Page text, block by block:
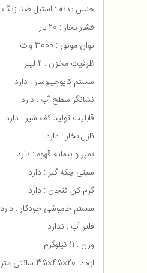
جنس بدنه : استیل ضد زنگ
فشار بخار : 20 بار
توان موتور : 3000 وات
ظرفیت مخزن : 2 لیتر
سستم کاپوچینوساز : دارد
نشانگر سطح آب : دارد
قابلیت تولید کف شیر : دارد
نازل بخار : دارد
تمپر و پیمانه قهوه : دارد
سینی چکه گیر : دارد
گرم کن فنجان : دارد
سستم خاموشی خودکار : دارد
فلتر آب : ندارد
وزن : 11 کیلوگرم
ابعاد: 20×45×35 سانتی متر